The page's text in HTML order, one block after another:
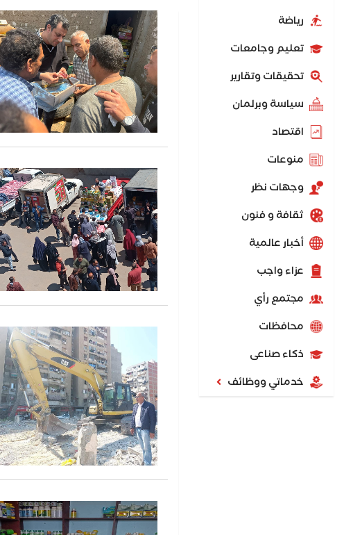
رياضة
تعليم وجامعات
تحقيقات وتقارير
سياسة وبرلمان
اقتصاد
منوعات
وجهات نظر
ثقافة و فنون
أخبار عالمية
عزاء واجب
مجتمع رأي
محافظات
ذكاء صناعى
خدماتي ووظائف